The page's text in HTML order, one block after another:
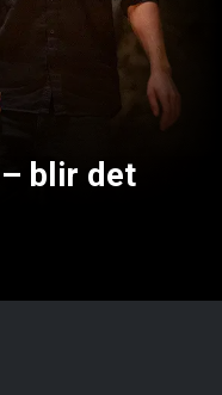
blir det